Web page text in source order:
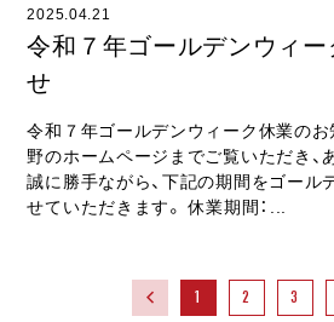
2025.04.21
令和７年ゴールデンウィ
せ
令和７年ゴールデンウィーク休業の
野のホームページまでご覧いただき、
誠に勝手ながら、下記の期間をゴール
せていただきます。 休業期間：...
1 2 3